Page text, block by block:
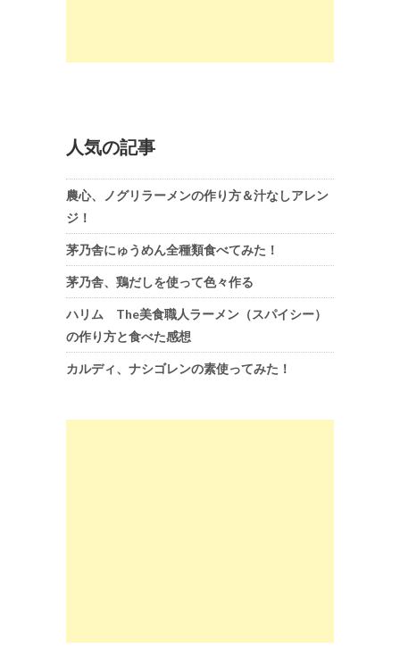
人気の記事
農心、ノグリラーメンの作り方＆汁なしアレン
ジ！
茅乃舎にゅうめん全種類食べてみた！
茅乃舎、鶏だしを使って色々作る
ハリム The美食職人ラーメン（スパイシー）
の作り方と食べた感想
カルディ、ナシゴレンの素使ってみた！